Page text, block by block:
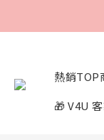
熱銷TOP
🎁 V4U